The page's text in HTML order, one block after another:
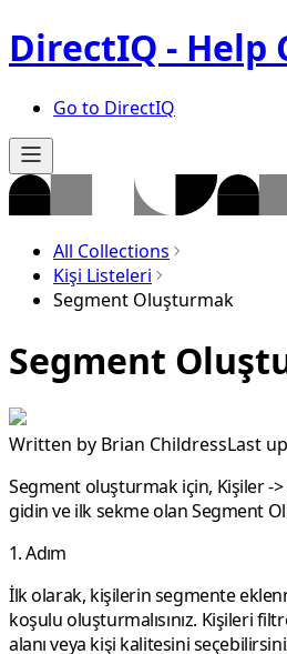
DirectIQ - Help
Go to DirectIQ
All Collections
Kişi Listeleri
Segment Oluşturmak
Segment
Written by Brian ChildressLast
Segment oluşturmak için, Kişiler->
gidin ve ilk sekme olanSegment
1. Adım
İlk olarak, kişilerin segmente
koşulu oluşturmalısınız. Kişileri
alanı veya kişi kalitesini